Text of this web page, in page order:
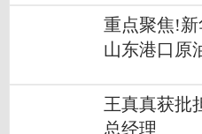
重点聚焦!新
山东港口原
王真真获批
总经理